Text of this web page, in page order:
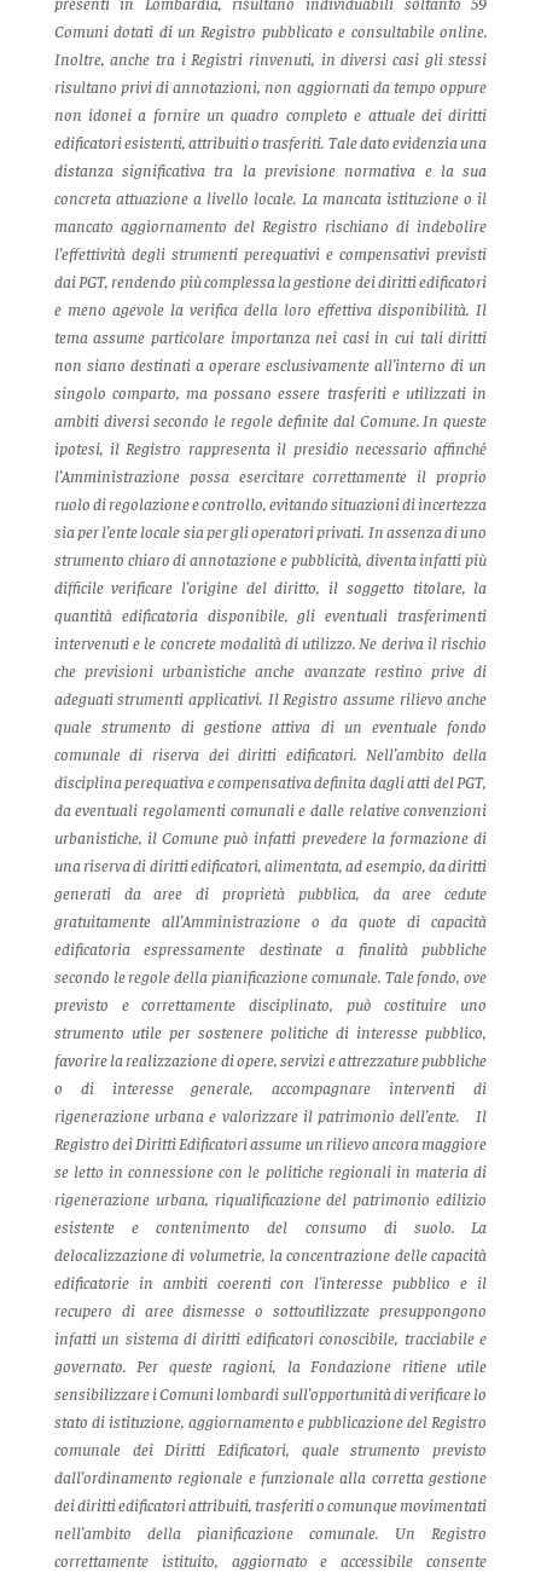
Comuni dotati di un Registro pubblicato e consultabile online.
Inoltre, anche tra i Registri rinvenuti, in diversi casi gli stessi
risultano privi di annotazioni, non aggiornati da tempo oppure
non idonei a fornire un quadro completo e attuale dei diritti
edificatori esistenti, attribuiti o trasferiti. Tale dato evidenzia una
distanza significativa tra la previsione normativa e la sua
concreta attuazione a livello locale. La mancata istituzione o il
mancato aggiornamento del Registro rischiano di indebolire
l’effettività degli strumenti perequativi e compensativi previsti
dai PGT, rendendo più complessa la gestione dei diritti edificatori
e meno agevole la verifica della loro effettiva disponibilità. Il
tema assume particolare importanza nei casi in cui tali diritti
non siano destinati a operare esclusivamente all’interno di un
singolo comparto, ma possano essere trasferiti e utilizzati in
ambiti diversi secondo le regole definite dal Comune. In queste
ipotesi, il Registro rappresenta il presidio necessario affinché
l’Amministrazione possa esercitare correttamente il proprio
ruolo di regolazione e controllo, evitando situazioni di incertezza
sia per l’ente locale sia per gli operatori privati. In assenza di uno
strumento chiaro di annotazione e pubblicità, diventa infatti più
difficile verificare l’origine del diritto, il soggetto titolare, la
quantità edificatoria disponibile, gli eventuali trasferimenti
intervenuti e le concrete modalità di utilizzo. Ne deriva il rischio
che previsioni urbanistiche anche avanzate restino prive di
adeguati strumenti applicativi. Il Registro assume rilievo anche
quale strumento di gestione attiva di un eventuale fondo
comunale di riserva dei diritti edificatori. Nell’ambito della
disciplina perequativa e compensativa definita dagli atti del PGT,
da eventuali regolamenti comunali e dalle relative convenzioni
urbanistiche, il Comune può infatti prevedere la formazione di
una riserva di diritti edificatori, alimentata, ad esempio, da diritti
generati da aree di proprietà pubblica, da aree cedute
gratuitamente all’Amministrazione o da quote di capacità
edificatoria espressamente destinate a finalità pubbliche
secondo le regole della pianificazione comunale. Tale fondo, ove
previsto e correttamente disciplinato, può costituire uno
strumento utile per sostenere politiche di interesse pubblico,
favorire la realizzazione di opere, servizi e attrezzature pubbliche
o di interesse generale, accompagnare interventi di
rigenerazione urbana e valorizzare il patrimonio dell’ente.
Il
Registro dei Diritti Edificatori assume un rilievo ancora maggiore
se letto in connessione con le politiche regionali in materia di
rigenerazione urbana, riqualificazione del patrimonio edilizio
esistente e contenimento del consumo di suolo. La
delocalizzazione di volumetrie, la concentrazione delle capacità
edificatorie in ambiti coerenti con l’interesse pubblico e il
recupero di aree dismesse o sottoutilizzate presuppongono
infatti un sistema di diritti edificatori conoscibile, tracciabile e
governato. Per queste ragioni, la Fondazione ritiene utile
sensibilizzare i Comuni lombardi sull’opportunità di verificare lo
stato di istituzione, aggiornamento e pubblicazione del Registro
comunale dei Diritti Edificatori, quale strumento previsto
dall’ordinamento regionale e funzionale alla corretta gestione
dei diritti edificatori attribuiti, trasferiti o comunque movimentati
nell’ambito della pianificazione comunale.
Un Registro
correttamente istituito, aggiornato e accessibile consente